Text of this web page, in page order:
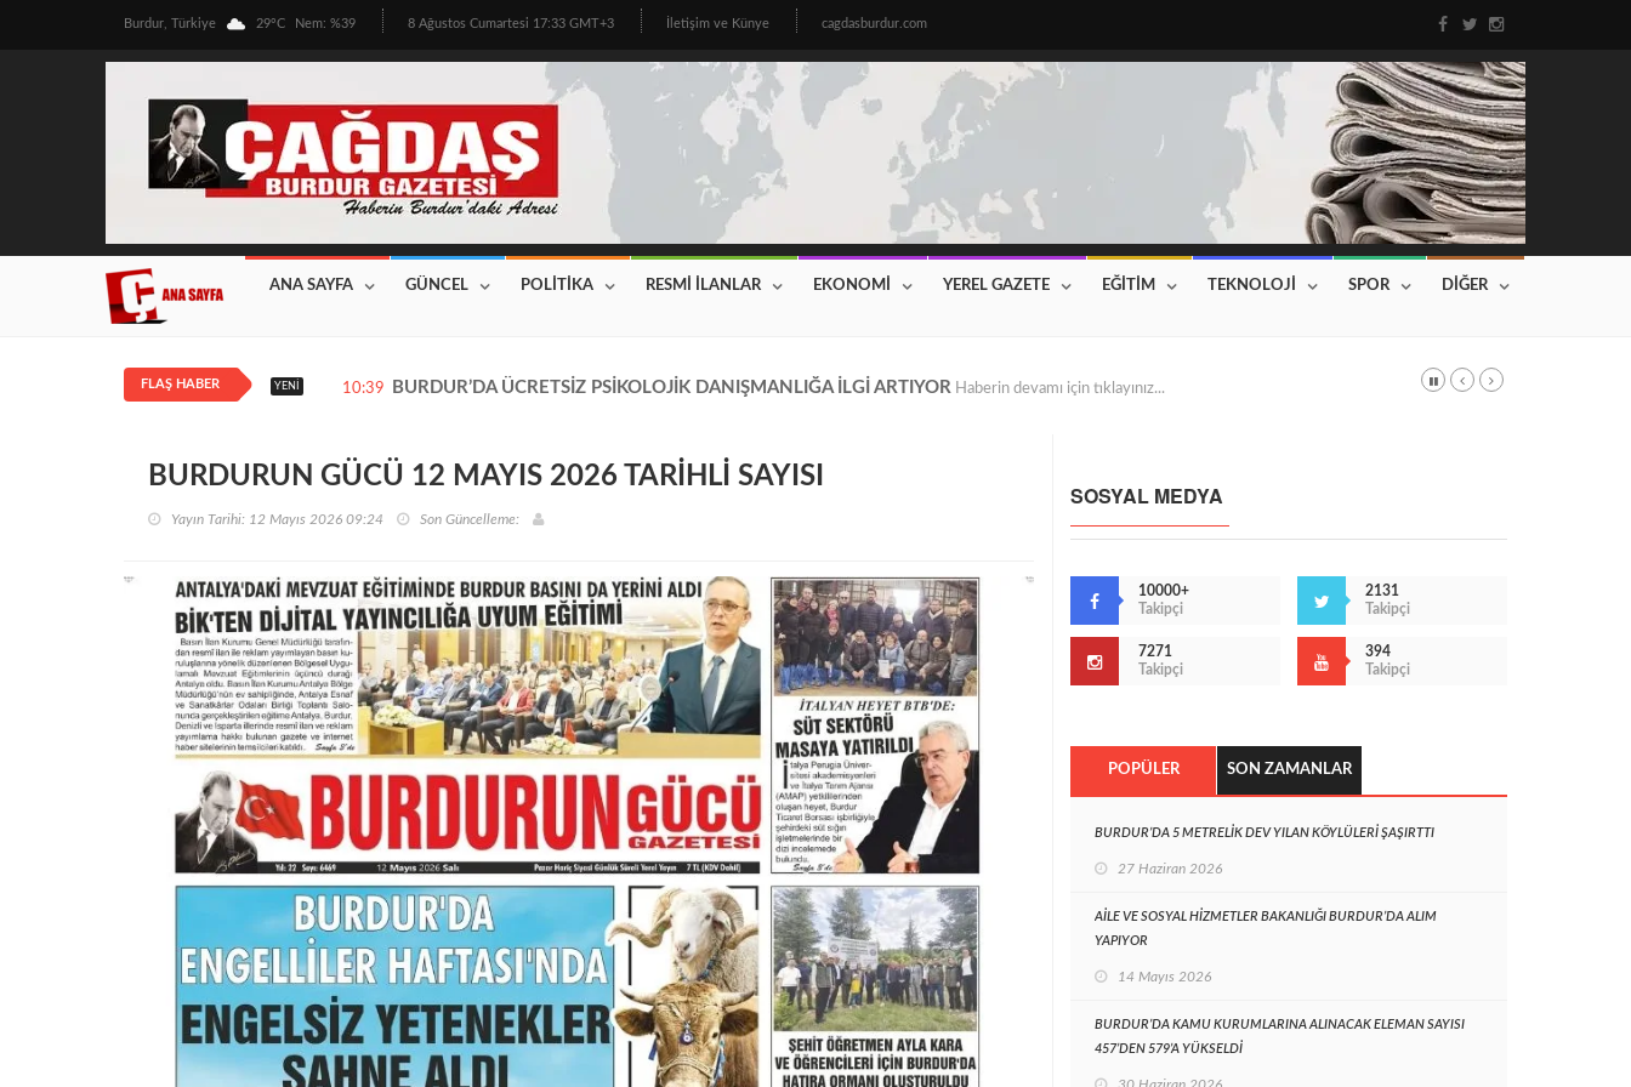
Burdur, Türkiye 29°C Nem: %39 8 Ağustos Cumartesi 17:33 GMT+3 İletişim ve Künye cagdasburdur.com
ANA SAYFA GÜNCEL POLİTİKA RESMİ İLANLAR EKONOMİ YEREL GAZETE EĞİTİM TEKNOLOJİ SPOR DİĞER
FLAŞ HABER YENI 12:08 BURDUR’DA ÜRETİCİNİN BEKLEDİĞİ HABER GELDİ! 2026 YILI FİYATLAR AÇIKLANDI Haberin devamı için tıklayınız...
BURDURUN GÜCÜ 12 MAYIS 2026 TARİHLİ SAYISI
Yayın Tarihi: 12 Mayıs 2026 09:24 Son Güncelleme:
SOSYAL MEDYA
10000+
Takipçi
2131
Takipçi
7271
Takipçi
394
Takipçi
POPÜLER SON ZAMANLAR
BURDUR’DA 5 METRELİK DEV YILAN KÖYLÜLERİ ŞAŞIRTTI
27 Haziran 2026
AİLE VE SOSYAL HİZMETLER BAKANLIĞI BURDUR’DA ALIM
YAPIYOR
14 Mayıs 2026
BURDUR’DA KAMU KURUMLARINA ALINACAK ELEMAN SAYISI
457’DEN 579’A YÜKSELDİ